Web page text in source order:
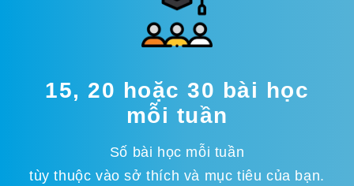
15, 20 hoặc 30 bài học
mỗi tuần
Số bài học mỗi tuần
tùy thuộc vào sở thích và mục tiêu của bạn.